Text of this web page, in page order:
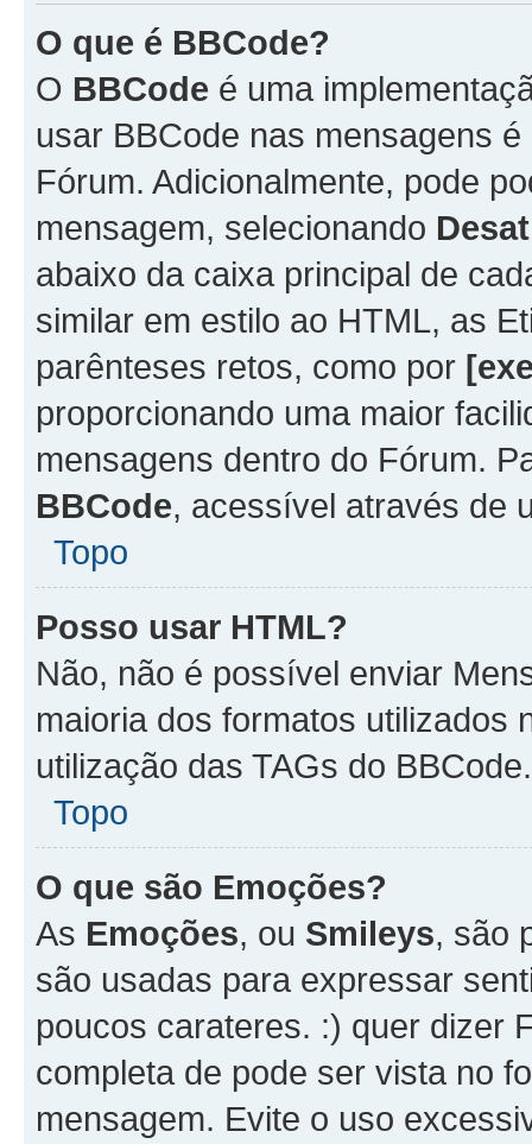
O que é BBCode?
O BBCode é uma
usar BBCode nas mensagens
Fórum. Adicionalmente, pode
mensagem, selecionando
abaixo da caixa principal de
similar em estilo ao HTML, as
parênteses retos, como por
proporcionando uma maior
mensagens dentro do Fórum.
BBCode, acessível através de
Topo
Posso usar HTML?
Não, não é possível enviar
maioria dos formatos utilizados
utilização das TAGs do BBCode.
Topo
O que são Emoções?
As Emoções, ou Smileys, são
são usadas para expressar
poucos carateres. :) quer dizer
completa de pode ser vista no
mensagem. Evite o uso